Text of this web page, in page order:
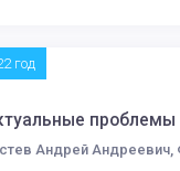
год
проблемы
Андрей